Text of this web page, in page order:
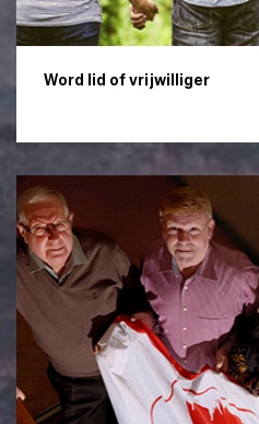
Word lid of vrijwilliger